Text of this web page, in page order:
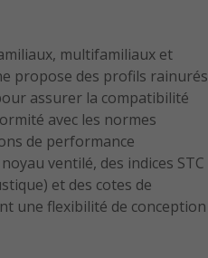
multifamiliaux et
propose des profils rainurés
assurer la compatibilité
avec les normes
de performance
ventilé, des indices STC
et des cotes de
une flexibilité de conception